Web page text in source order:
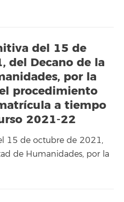
del 15 de
del Decano de la
por la
procedimiento
a tiempo
2021-22
15 de octubre de 2021,
de Humanidades, por la